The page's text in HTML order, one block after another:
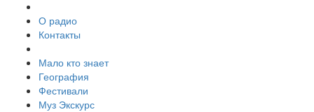
О радио
Контакты
Мало кто знает
География
Фестивали
Муз Экскурс